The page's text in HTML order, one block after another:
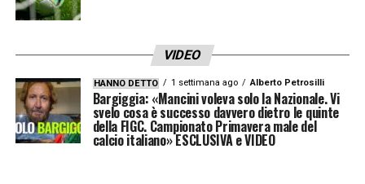
VIDEO
HANNO DETTO 1 settimana ago Alberto Petrosilli
Bargiggia: «Mancini voleva solo la Nazionale. Vi
svelo cosa è successo davvero dietro le quinte
della FIGC. Campionato Primavera male del
calcio italiano» ESCLUSIVA e VIDEO